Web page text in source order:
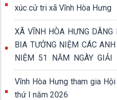
xúc cử tri xã Vĩnh Hòa Hưng
XÃ VĨNH HÒA HƯNG DÂNG
BIA TƯỞNG NIỆM CÁC
NIỆM 51 NĂM NGÀY GIẢI
NHẤT ĐẤT NƯỚC (30/4/
Vĩnh Hòa Hưng tham gia
thứ I năm 2026